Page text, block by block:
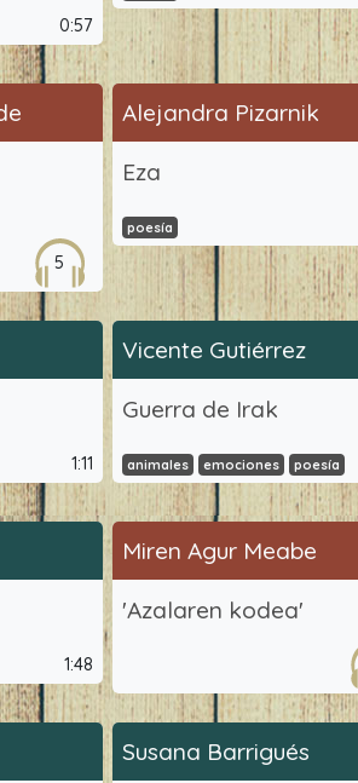
0:57
5
Alejandra Pizarnik
Eza
poesía
1:11
Vicente Gutiérrez
Guerra de Irak
animales emociones poesía
1:48
Miren Agur Meabe
'Azalaren kodea'
Susana Barrigués